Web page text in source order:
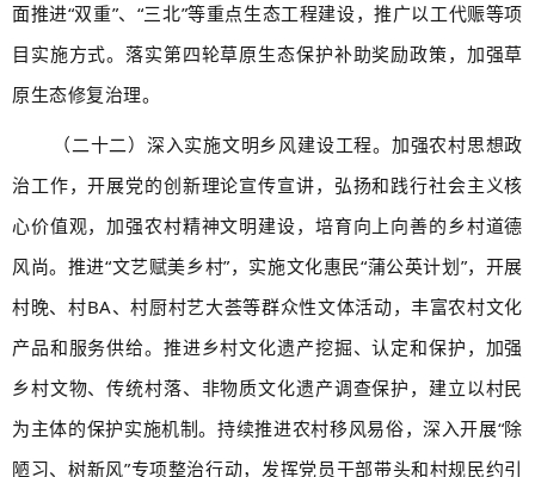
面推进“双重”、“三北”等重点生态工程建设，推广以工代赈等项
目实施方式。落实第四轮草原生态保护补助奖励政策，加强草
原生态修复治理。
（二十二）深入实施文明乡风建设工程。加强农村思想政
治工作，开展党的创新理论宣传宣讲，弘扬和践行社会主义核
心价值观，加强农村精神文明建设，培育向上向善的乡村道德
风尚。推进“文艺赋美乡村”，实施文化惠民“蒲公英计划”，开展
村晚、村BA、村厨村艺大荟等群众性文体活动，丰富农村文化
产品和服务供给。推进乡村文化遗产挖掘、认定和保护，加强
乡村文物、传统村落、非物质文化遗产调查保护，建立以村民
为主体的保护实施机制。持续推进农村移风易俗，深入开展“除
陋习、树新风”专项整治行动，发挥党员干部带头和村规民约引